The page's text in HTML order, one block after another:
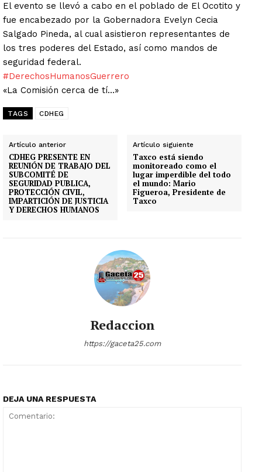
El evento se llevó a cabo en el poblado de El Ocotito y
fue encabezado por la Gobernadora Evelyn Cecia
Salgado Pineda, al cual asistieron representantes de
los tres poderes del Estado, así como mandos de
seguridad federal.
#DerechosHumanosGuerrero
«La Comisión cerca de tí…»
TAGS CDHEG
Artículo anterior
CDHEG PRESENTE EN
REUNIÓN DE TRABAJO DEL
SUBCOMITÉ DE
SEGURIDAD PUBLICA,
PROTECCIÓN CIVIL,
IMPARTICIÓN DE JUSTICIA
Y DERECHOS HUMANOS
Artículo siguiente
Taxco está siendo
monitoreado como el
lugar imperdible del todo
el mundo: Mario
Figueroa, Presidente de
Taxco
Redaccion
https://gaceta25.com
DEJA UNA RESPUESTA